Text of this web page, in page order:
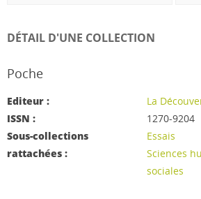
DÉTAIL D'UNE COLLECTION
Poche
Editeur :
La
ISSN :
1270-9204
Sous-collections
rattachées :
Essais
Sciences
sociales